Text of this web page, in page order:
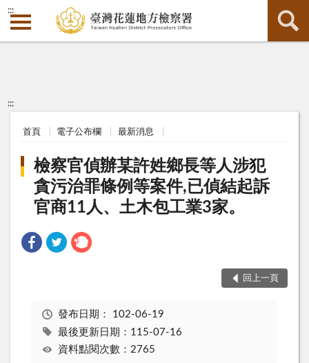
:::
:::
首頁 電子公布欄 最新消息
檢察官偵辦某許姓鄉長等人涉犯
貪污治罪條例等案件,已偵結起訴
官商11人、土木包工業3家。
回上一頁
發布日期： 102-06-19
最後更新日期：115-07-16
資料點閱次數：2765